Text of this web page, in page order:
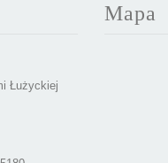
Łużyckiej
Mapa